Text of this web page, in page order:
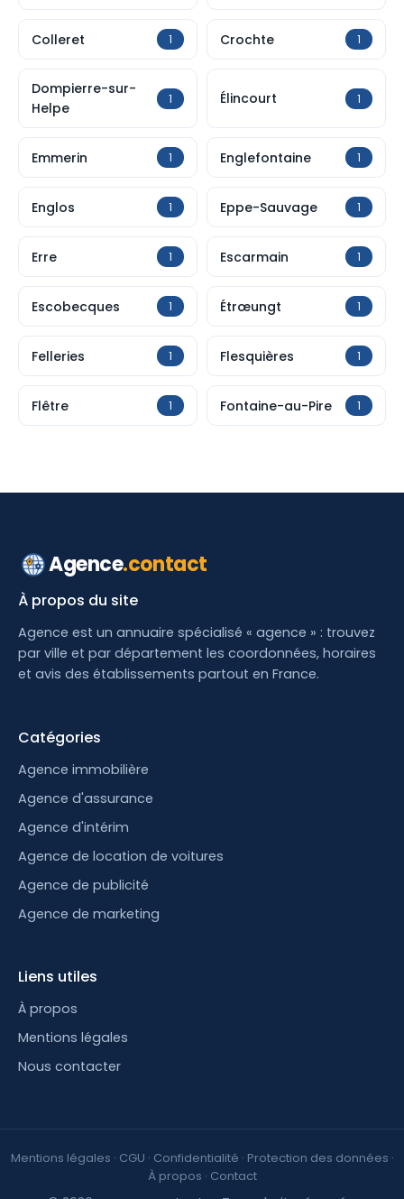
Colleret 1 Crochte 1
Dompierre-sur-
Helpe
1 Élincourt 1
Emmerin 1 Englefontaine 1
Englos 1 Eppe-Sauvage 1
Erre 1 Escarmain 1
Escobecques 1 Étrœungt 1
Felleries 1 Flesquières 1
Flêtre 1 Fontaine-au-Pire 1
Agence.contact
À propos du site
Agence est un annuaire spécialisé « agence » : trouvez
par ville et par département les coordonnées, horaires
et avis des établissements partout en France.
Catégories
Agence immobilière
Agence d'assurance
Agence d'intérim
Agence de location de voitures
Agence de publicité
Agence de marketing
Liens utiles
À propos
Mentions légales
Nous contacter
Mentions légales · CGU · Confidentialité · Protection des données ·
À propos · Contact